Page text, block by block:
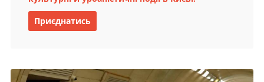
Приєднатись